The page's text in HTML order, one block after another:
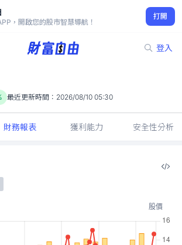
，開啟您的股市智慧導航！
打開
登入
13.45
-0.37%
最近更新時間： 2026/08/10 05:30
財務報表 獲利能力 安全性分析